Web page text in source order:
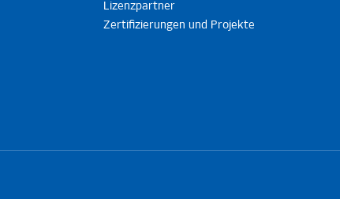
Lizenzpartner
Zertifizierungen und Projekte